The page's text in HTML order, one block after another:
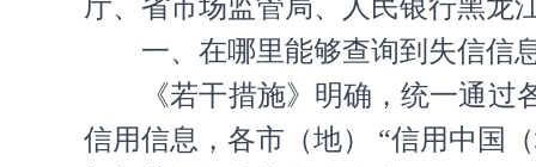
厅、省市场监管局、人民银行黑龙
一、在哪里能够查询到失信信
《若干措施》明确，统一通
信用信息，各市（地） “信用中国